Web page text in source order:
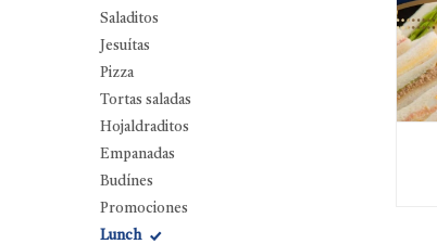
Saladitos
Jesuítas
Pizza
Tortas saladas
Hojaldraditos
Empanadas
Budínes
Promociones
Lunch